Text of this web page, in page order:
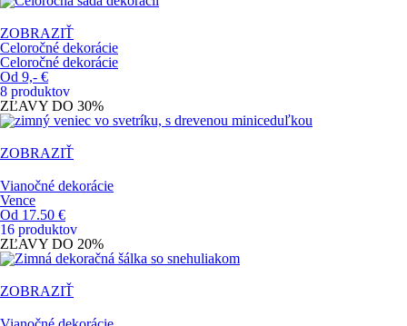
ZOBRAZIŤ
Celoročné dekorácie
Celoročné dekorácie
Od 9,- €
8 produktov
ZĽAVY DO 30%
ZOBRAZIŤ
Vianočné dekorácie
Vence
Od 17.50 €
16 produktov
ZĽAVY DO 20%
ZOBRAZIŤ